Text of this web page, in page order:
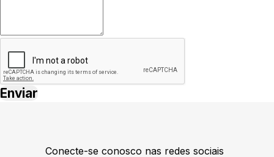
Conecte-se conosco nas redes sociais